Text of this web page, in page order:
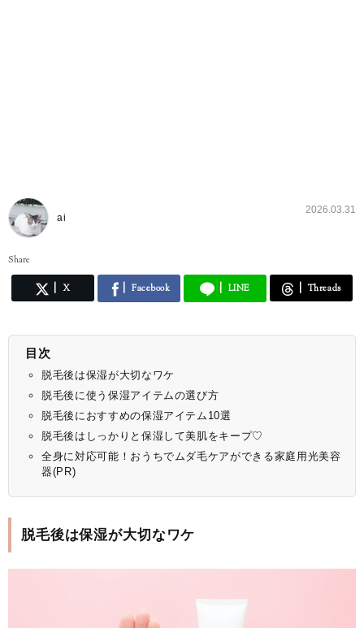
ai
2026.03.31
Share
X Facebook LINE Threads
目次
脱毛後は保湿が大切なワケ
脱毛後に使う保湿アイテムの選び方
脱毛後におすすめの保湿アイテム10選
脱毛後はしっかりと保湿して美肌をキープ♡
全身に対応可能！おうちでムダ毛ケアができる家庭用光美容
器(PR)
脱毛後は保湿が大切なワケ